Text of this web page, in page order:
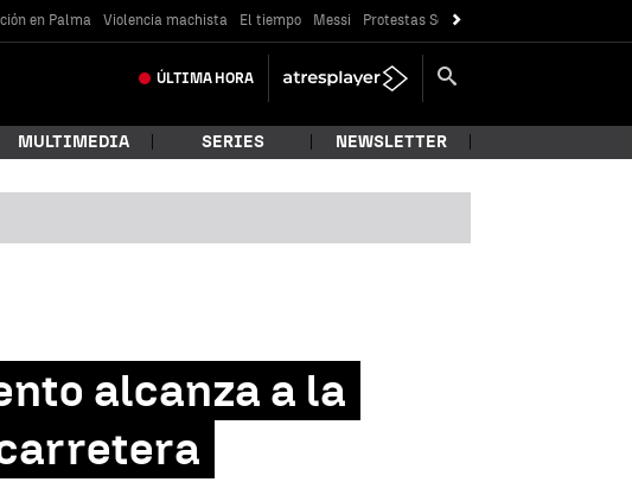
en Palma Violencia machista El tiempo Messi Protestas Sóller
ÚLTIMA HORA
MULTIMEDIA SERIES NEWSLETTER
alcanza a la